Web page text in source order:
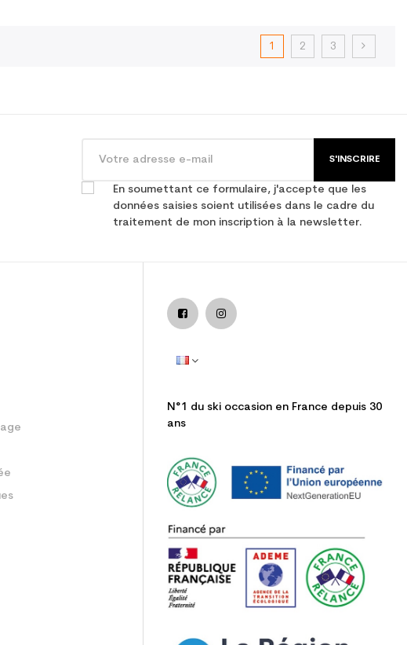
1 2 3
S'INSCRIRE
En soumettant ce formulaire, j'accepte que les
données saisies soient utilisées dans le cadre du
traitement de mon inscription à la newsletter.
N°1 du ski occasion en France depuis 30
ans